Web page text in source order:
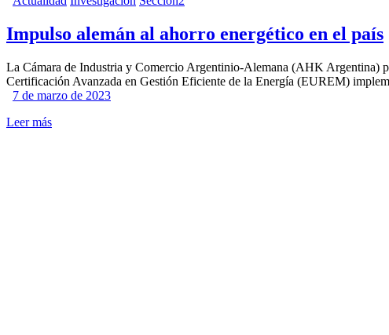
Impulso alemán al ahorro energético en el país
La Cámara de Industria y Comercio Argentinio-Alemana (AHK Argentina)
Certificación Avanzada en Gestión Eficiente de la Energía (EUREM)
7 de marzo de 2023
Leer más